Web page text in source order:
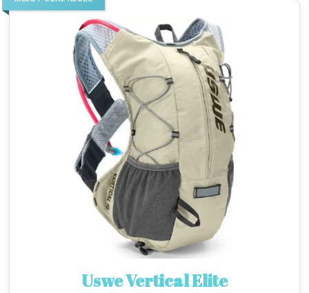
Uswe Vertical Elite